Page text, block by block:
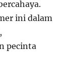
ini dalam
pecinta